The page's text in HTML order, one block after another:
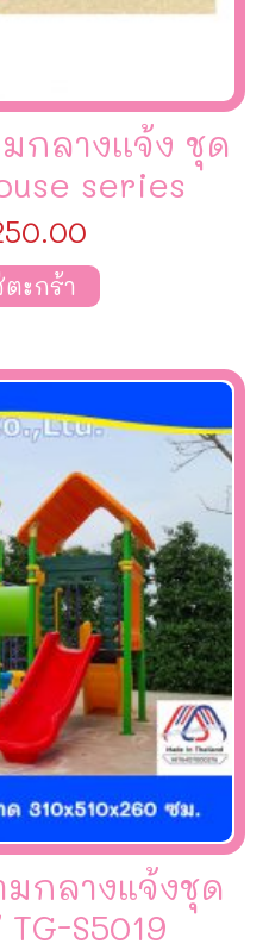
กลางเเจ้ง ชุด
series
ะกร้า
กลางแจ้งชุด
S5019